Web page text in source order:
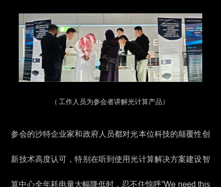
（ 工作人员为参会者讲解光计算产品）
参会的沙特企业家和政府人员都对光本位科技的颠覆性创
新技术高度认可，特别在听到使用光计算解决方案建设智
算中心全年耗电量大幅降低时，忍不住惊呼“We need this